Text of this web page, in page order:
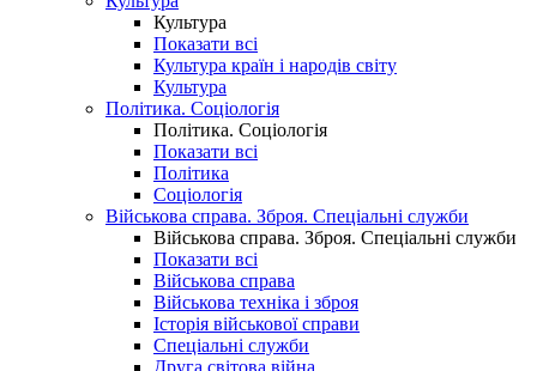
Культура
Показати всі
Культура країн і народів світу
Культура
Політика. Соціологія
Політика. Соціологія
Показати всі
Політика
Соціологія
Військова справа. Зброя. Спеціальні служби
Військова справа. Зброя. Спеціальні служби
Показати всі
Військова справа
Військова техніка і зброя
Історія військової справи
Спеціальні служби
Друга світова війна